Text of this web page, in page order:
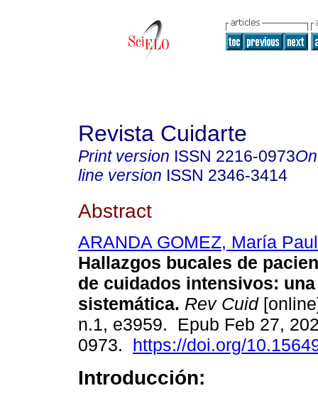
Revista Cuidarte
Print version ISSN 2216-0973
line version ISSN 2346-3414
Abstract
ARANDA GOMEZ, María
Hallazgos bucales de
de cuidados intensivos:
sistemática. Rev Cuid
n.1, e3959. Epub Feb 27,
0973. https://doi.org/
Introducción: